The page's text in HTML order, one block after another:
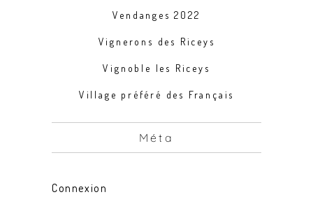
Vendanges 2022
Vignerons des Riceys
Vignoble les Riceys
Village préféré des Français
Méta
Connexion